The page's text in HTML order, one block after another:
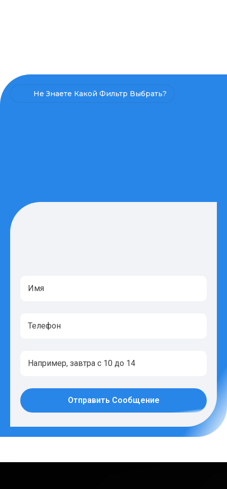
Не Знаете Какой Фильтр Выбрать?
Отправить Сообщение